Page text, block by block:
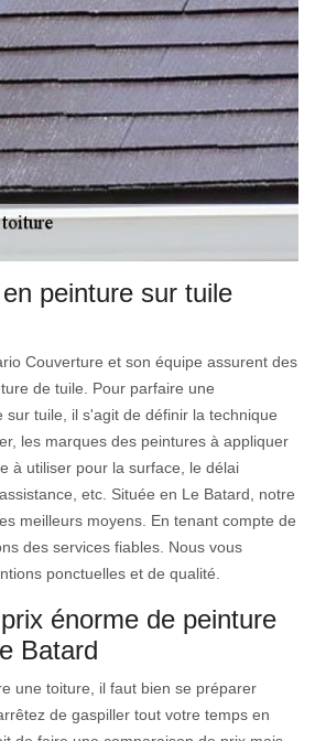
peinture sur tuile
Couverture et son équipe assurent des
de tuile. Pour parfaire une
sur tuile, il s'agit de définir la technique
les marques des peintures à appliquer
à utiliser pour la surface, le délai
etc. Située en Le Batard, notre
meilleurs moyens. En tenant compte de
des services fiables. Nous vous
ponctuelles et de qualité.
énorme de peinture
Batard
une toiture, il faut bien se préparer
de gaspiller tout votre temps en